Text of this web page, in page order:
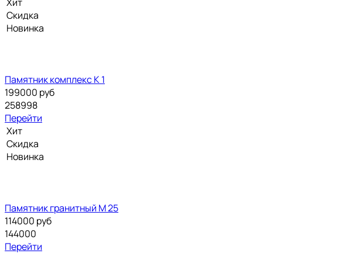
Скидка
Новинка
Памятник комплекс К 1
199000 руб
258998
Перейти
Хит
Скидка
Новинка
Памятник гранитный М 25
114000 руб
144000
Перейти